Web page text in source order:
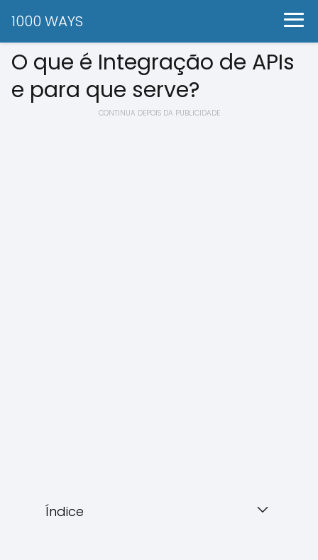
1000 WAYS
O que é Integração de APIs
e para que serve?
CONTINUA DEPOIS DA PUBLICIDADE
Índice